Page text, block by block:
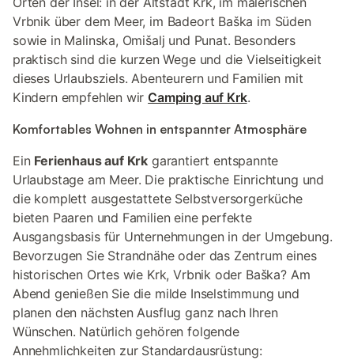
Vrbnik über dem Meer, im Badeort Baška im Süden
sowie in Malinska, Omišalj und Punat. Besonders
praktisch sind die kurzen Wege und die Vielseitigkeit
dieses Urlaubsziels. Abenteurern und Familien mit
Kindern empfehlen wir Camping auf Krk.
Komfortables Wohnen in entspannter Atmosphäre
Ein Ferienhaus auf Krk garantiert entspannte
Urlaubstage am Meer. Die praktische Einrichtung und
die komplett ausgestattete Selbstversorgerküche
bieten Paaren und Familien eine perfekte
Ausgangsbasis für Unternehmungen in der Umgebung.
Bevorzugen Sie Strandnähe oder das Zentrum eines
historischen Ortes wie Krk, Vrbnik oder Baška? Am
Abend genießen Sie die milde Inselstimmung und
planen den nächsten Ausflug ganz nach Ihren
Wünschen. Natürlich gehören folgende
Annehmlichkeiten zur Standardausrüstung: